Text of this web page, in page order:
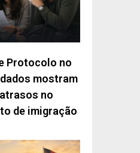
Protocolo no
mostram
no
de imigração